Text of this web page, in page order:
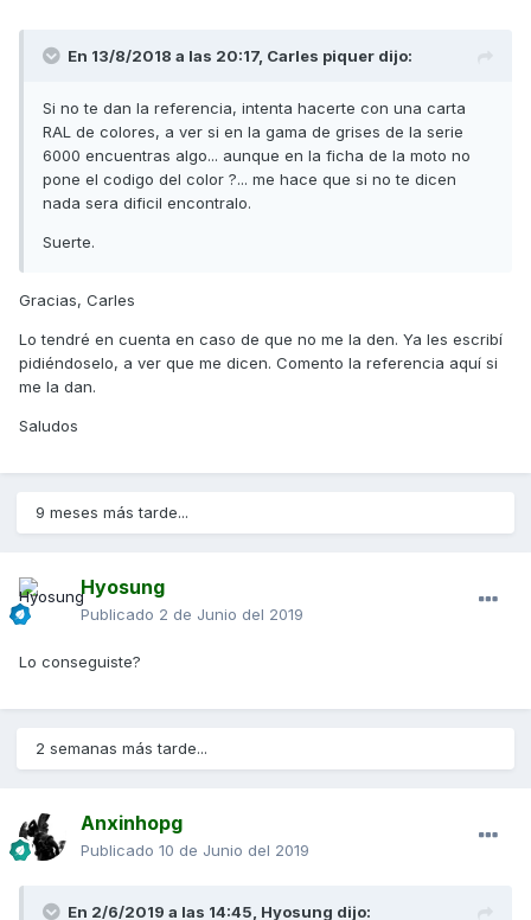
En 13/8/2018 a las 20:17, Carles piquer dijo:
Si no te dan la referencia, intenta hacerte con una carta
RAL de colores, a ver si en la gama de grises de la serie
6000 encuentras algo... aunque en la ficha de la moto no
pone el codigo del color ?... me hace que si no te dicen
nada sera dificil encontralo.
Suerte.
Gracias, Carles
Lo tendré en cuenta en caso de que no me la den. Ya les escribí
pidiéndoselo, a ver que me dicen. Comento la referencia aquí si
me la dan.
Saludos
9 meses más tarde...
Hyosung
Publicado 2 de Junio del 2019
Lo conseguiste?
2 semanas más tarde...
Anxinhopg
Publicado 10 de Junio del 2019
En 2/6/2019 a las 14:45, Hyosung dijo: